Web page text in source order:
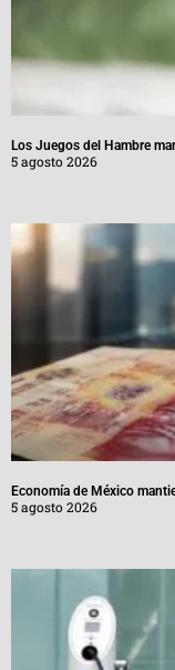
Los Juegos del Hambre
5 agosto 2026
Economía de México
5 agosto 2026